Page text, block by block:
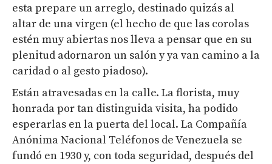
esta prepare un arreglo, destinado quizás al
altar de una virgen (el hecho de que las corolas
estén muy abiertas nos lleva a pensar que en su
plenitud adornaron un salón y ya van camino a la
caridad o al gesto piadoso).
Están atravesadas en la calle. La florista, muy
honrada por tan distinguida visita, ha podido
esperarlas en la puerta del local. La Compañía
Anónima Nacional Teléfonos de Venezuela se
fundó en 1930 y, con toda seguridad, después del